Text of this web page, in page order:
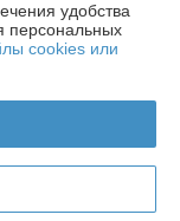
удобства
персональных
cookies или